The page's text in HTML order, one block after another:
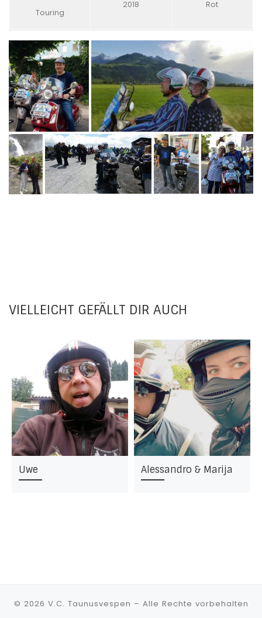
Touring
2018 Rot
VIELLEICHT GEFÄLLT DIR AUCH
Uwe Alessandro & Marija
© 2026 V.C. Taunusvespen – Alle Rechte vorbehalten